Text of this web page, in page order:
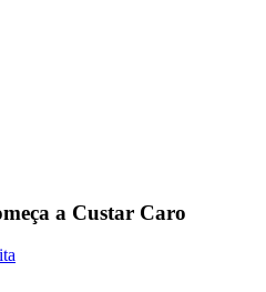
a Custar Caro